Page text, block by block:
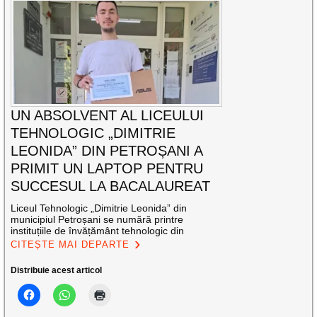
UN ABSOLVENT AL LICEULUI
TEHNOLOGIC „DIMITRIE
LEONIDA” DIN PETROȘANI A
PRIMIT UN LAPTOP PENTRU
SUCCESUL LA BACALAUREAT
Liceul Tehnologic „Dimitrie Leonida” din
municipiul Petroșani se numără printre
instituțiile de învățământ tehnologic din
CITEȘTE MAI DEPARTE
Distribuie acest articol